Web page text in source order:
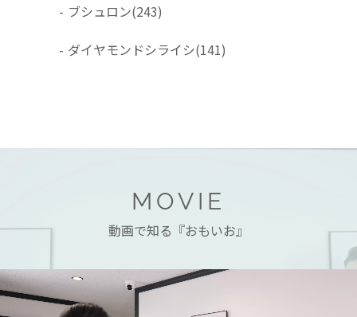
- ブシュロン(243)
- ダイヤモンドシライシ(141)
MOVIE
動画で知る『おもいお』